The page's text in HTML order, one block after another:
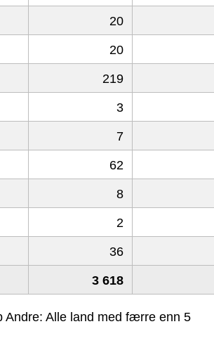
20
20
219
3
7
62
8
2
36
3 618
Andre: Alle land med færre enn 5